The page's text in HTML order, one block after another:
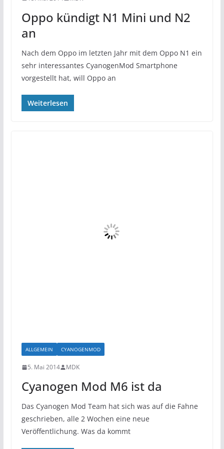
Oppo kündigt N1 Mini und N2
an
Nach dem Oppo im letzten Jahr mit dem Oppo N1 ein
sehr interessantes CyanogenMod Smartphone
vorgestellt hat, will Oppo an
Weiterlesen
ALLGEMEIN CYANOGENMOD
5. Mai 2014 MDK
Cyanogen Mod M6 ist da
Das Cyanogen Mod Team hat sich was auf die Fahne
geschrieben, alle 2 Wochen eine neue
Veröffentlichung. Was da kommt